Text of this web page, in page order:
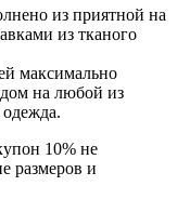
из приятной на
из тканого
максимально
на любой из
10% не
размеров и